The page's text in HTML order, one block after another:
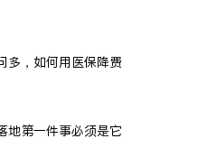
多，如何用医保降费
地第一件事必须是它